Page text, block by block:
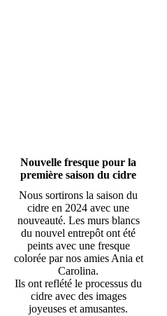
Nouvelle fresque pour la
première saison du cidre
Nous sortirons la saison du
cidre en 2024 avec une
nouveauté. Les murs blancs
du nouvel entrepôt ont été
peints avec une fresque
colorée par nos amies Ania et
Carolina.
Ils ont reflété le processus du
cidre avec des images
joyeuses et amusantes.